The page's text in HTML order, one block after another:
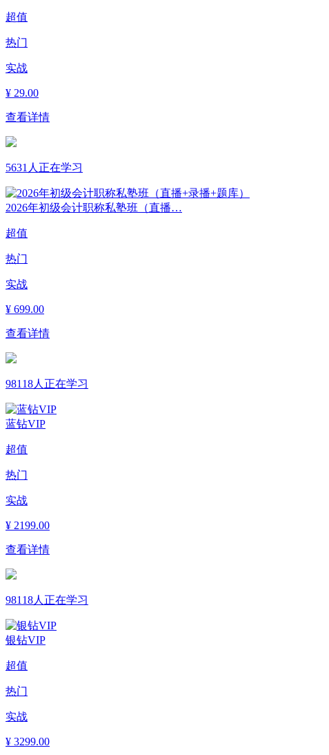
超值
热门
实战
¥ 29.00
查看详情
5631人正在学习
2026年初级会计职称私塾班（直播…
超值
热门
实战
¥ 699.00
查看详情
98118人正在学习
蓝钻VIP
超值
热门
实战
¥ 2199.00
查看详情
98118人正在学习
银钻VIP
超值
热门
实战
¥ 3299.00